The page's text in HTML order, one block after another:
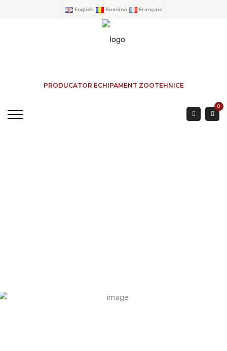
English Română Français
PRODUCATOR ECHIPAMENT ZOOTEHNICE
0